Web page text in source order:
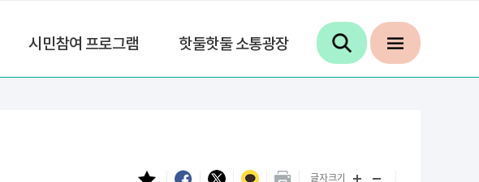
시민참여 프로그램 핫둘핫둘 소통광장
글자크기